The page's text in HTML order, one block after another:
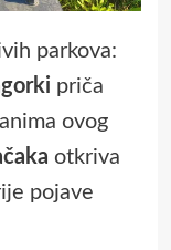
parkova:
priča
ovog
otkriva
pojave